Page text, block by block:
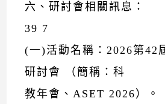
六、研討會相關訊息：
39 7
(一)活動名稱：2026第42
研討會 （簡稱：科
教年會、ASET 2026）。